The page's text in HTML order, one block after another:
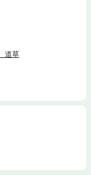
道草